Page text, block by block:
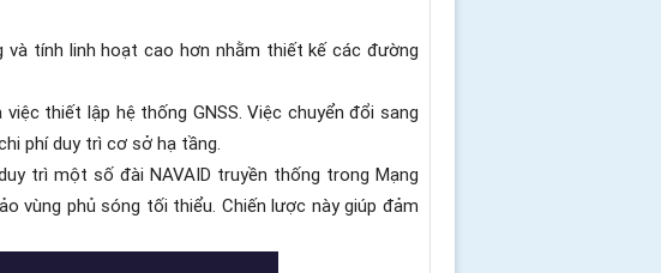
tính linh hoạt cao hơn nhằm thiết kế các đường
thiết lập hệ thống GNSS. Việc chuyển đổi sang
phí duy trì cơ sở hạ tầng.
trì một số đài NAVAID truyền thống trong Mạng
vùng phủ sóng tối thiểu. Chiến lược này giúp đảm